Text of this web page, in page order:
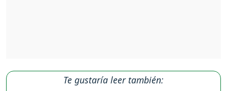
Te gustaría leer también: